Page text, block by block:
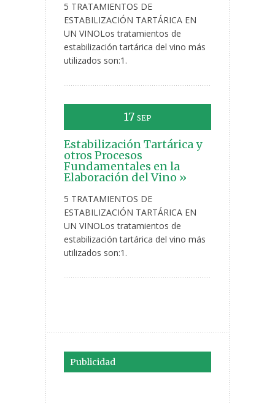
5 TRATAMIENTOS DE
ESTABILIZACIÓN TARTÁRICA EN
UN VINOLos tratamientos de
estabilización tartárica del vino más
utilizados son:1.
17 SEP
Estabilización Tartárica y
otros Procesos
Fundamentales en la
Elaboración del Vino »
5 TRATAMIENTOS DE
ESTABILIZACIÓN TARTÁRICA EN
UN VINOLos tratamientos de
estabilización tartárica del vino más
utilizados son:1.
Publicidad